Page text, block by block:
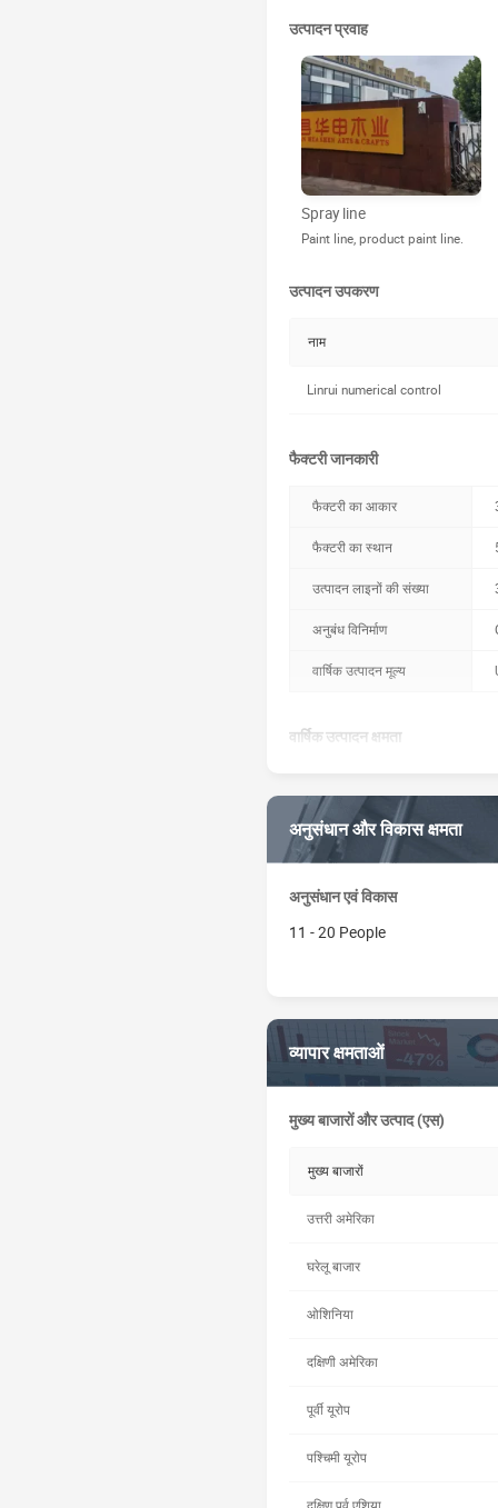
उत्पादन प्रवाह
Spray line
Paint line, product paint line.
उत्पादन उपकरण
नाम
Linrui numerical control
फैक्टरी जानकारी
फैक्टरी का आकार
फैक्टरी का स्थान
उत्पादन लाइनों की संख्या
अनुबंध विनिर्माण
वार्षिक उत्पादन मूल्य
वार्षिक उत्पादन क्षमता
Poplar skin box
अनुसंधान और विकास क्षमता
अनुसंधान एवं विकास
11 - 20 People
व्यापार क्षमताओं
मुख्य बाजारों और उत्पाद (एस)
मुख्य बाजारों
उत्तरी अमेरिका
घरेलू बाजार
ओशिनिया
दक्षिणी अमेरिका
पूर्वी यूरोप
पश्चिमी यूरोप